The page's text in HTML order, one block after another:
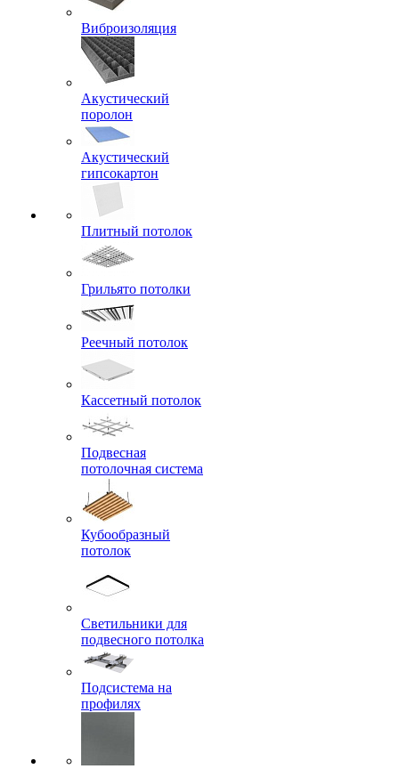
Виброизоляция
Акустический
поролон
Акустический
гипсокартон
Плитный потолок
Грильято потолки
Реечный потолок
Кассетный потолок
Подвесная
потолочная система
Кубообразный
потолок
Светильники для
подвесного потолка
Подсистема на
профилях